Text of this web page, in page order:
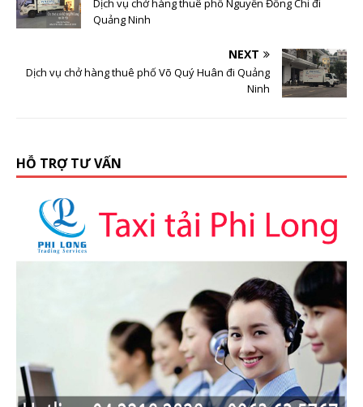
Dịch vụ chở hàng thuê phố Nguyễn Đổng Chi đi
Quảng Ninh
NEXT
Dịch vụ chở hàng thuê phố Võ Quý Huân đi Quảng
Ninh
HỖ TRỢ TƯ VẤN